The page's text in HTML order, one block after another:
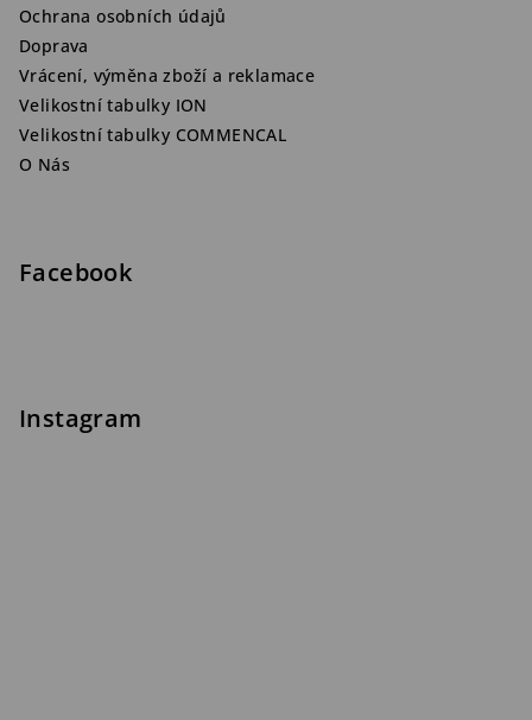
Ochrana osobních údajů
Doprava
Vrácení, výměna zboží a reklamace
Velikostní tabulky ION
Velikostní tabulky COMMENCAL
O Nás
Facebook
Instagram